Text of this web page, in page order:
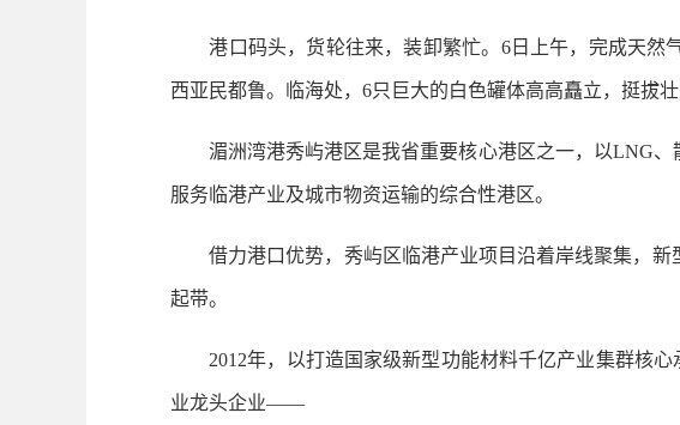
港口码头，货轮往来，装卸繁忙。6日上午，完成天然
西亚民都鲁。临海处，6只巨大的白色罐体高高矗立，挺拔壮
湄洲湾港秀屿港区是我省重要核心港区之一，以LNG、
服务临港产业及城市物资运输的综合性港区。
借力港口优势，秀屿区临港产业项目沿着岸线聚集，新
起带。
2012年，以打造国家级新型功能材料千亿产业集群核心
业龙头企业——